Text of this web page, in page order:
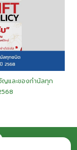
ญและของกำนัลทุก